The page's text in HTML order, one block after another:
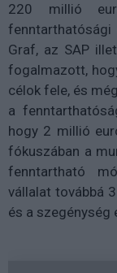
220 millió
fenntarthatósági
Graf, az SAP
fogalmazott,
célok fele, és
a
hogy 2 millió
fókuszában a
fenntartható
vállalat továbbá
és a szegénység